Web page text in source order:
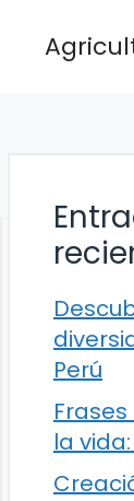
Perú
la